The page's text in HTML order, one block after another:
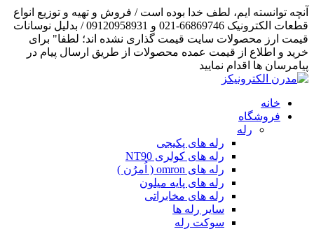
آنچه توانسته ایم، لطف خدا بوده است / فروش و تهیه و توزیع انواع
قطعات الکترونیک 66869746-021 و 09120958931 / بدلیل نوسانات
قیمت ارز محصولات سایت قیمت گذاری نشده اند؛ لطفا" برای
خرید و اطلاع از قیمت عمده محصولات از طریق ارسال پیام در
پیامرسان ها اقدام نمایید
خانه
فروشگاه
رله
رله های پکیجی
رله های کولری NT90
رله های omron ( اُمرُن )
رله های پایه میلون
رله های مخابراتی
سایر رله ها
سوکت رله